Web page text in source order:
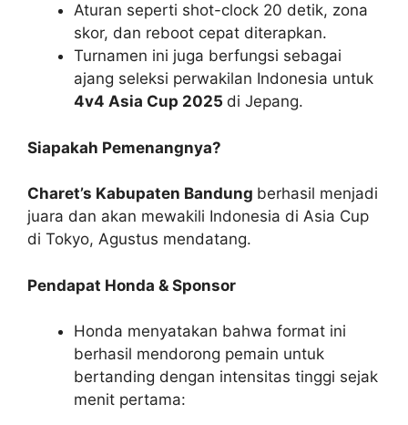
Aturan seperti shot-clock 20 detik, zona
skor, dan reboot cepat diterapkan.
Turnamen ini juga berfungsi sebagai
ajang seleksi perwakilan Indonesia untuk
4v4 Asia Cup 2025 di Jepang.
Siapakah Pemenangnya?
Charet’s Kabupaten Bandung berhasil menjadi
juara dan akan mewakili Indonesia di Asia Cup
di Tokyo, Agustus mendatang.
Pendapat Honda & Sponsor
Honda menyatakan bahwa format ini
berhasil mendorong pemain untuk
bertanding dengan intensitas tinggi sejak
menit pertama: